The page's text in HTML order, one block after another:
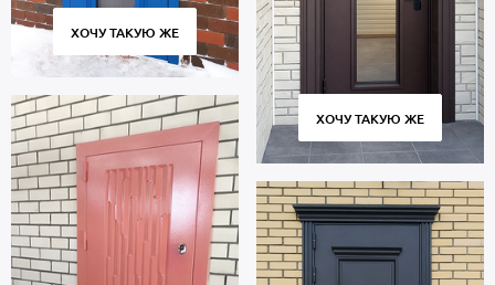
ХОЧУ ТАКУЮ ЖЕ
ХОЧУ ТАКУЮ ЖЕ